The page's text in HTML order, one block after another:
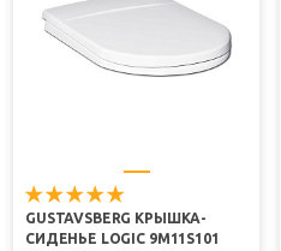
GUSTAVSBERG КРЫШКА-
СИДЕНЬЕ LOGIC 9M11S101